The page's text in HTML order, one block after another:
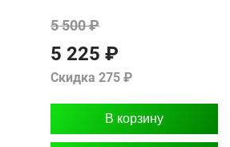
5 500 ₽
5 225 ₽
Скидка 275 ₽
В корзину